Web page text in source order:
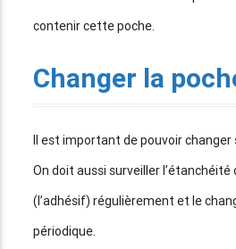
contenir cette poche.
Changer la
Il est important de pouvoir changer
On doit aussi surveiller
(l’adhésif) régulièrement et le
périodique.